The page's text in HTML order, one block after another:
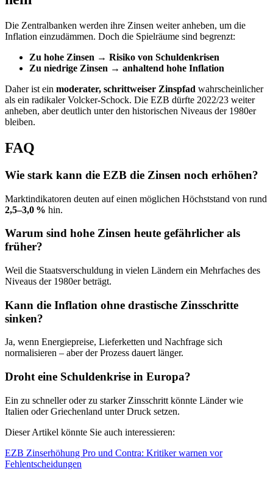
Die Zentralbanken werden ihre Zinsen weiter anheben, um die
Inflation einzudämmen. Doch die Spielräume sind begrenzt:
Zu hohe Zinsen → Risiko von Schuldenkrisen
Zu niedrige Zinsen → anhaltend hohe Inflation
Daher ist ein moderater, schrittweiser Zinspfad wahrscheinlicher
als ein radikaler Volcker‑Schock. Die EZB dürfte 2022/23 weiter
anheben, aber deutlich unter den historischen Niveaus der 1980er
bleiben.
FAQ
Wie stark kann die EZB die Zinsen noch erhöhen?
Marktindikatoren deuten auf einen möglichen Höchststand von rund
2,5–3,0 % hin.
Warum sind hohe Zinsen heute gefährlicher als
früher?
Weil die Staatsverschuldung in vielen Ländern ein Mehrfaches des
Niveaus der 1980er beträgt.
Kann die Inflation ohne drastische Zinsschritte
sinken?
Ja, wenn Energiepreise, Lieferketten und Nachfrage sich
normalisieren – aber der Prozess dauert länger.
Droht eine Schuldenkrise in Europa?
Ein zu schneller oder zu starker Zinsschritt könnte Länder wie
Italien oder Griechenland unter Druck setzen.
Dieser Artikel könnte Sie auch interessieren:
EZB Zinserhöhung Pro und Contra: Kritiker warnen vor
Fehlentscheidungen